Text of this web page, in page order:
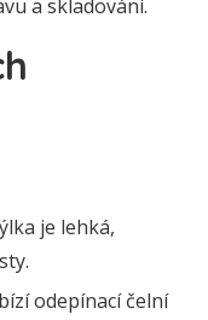
a skladování.
je lehká,
odepínací čelní